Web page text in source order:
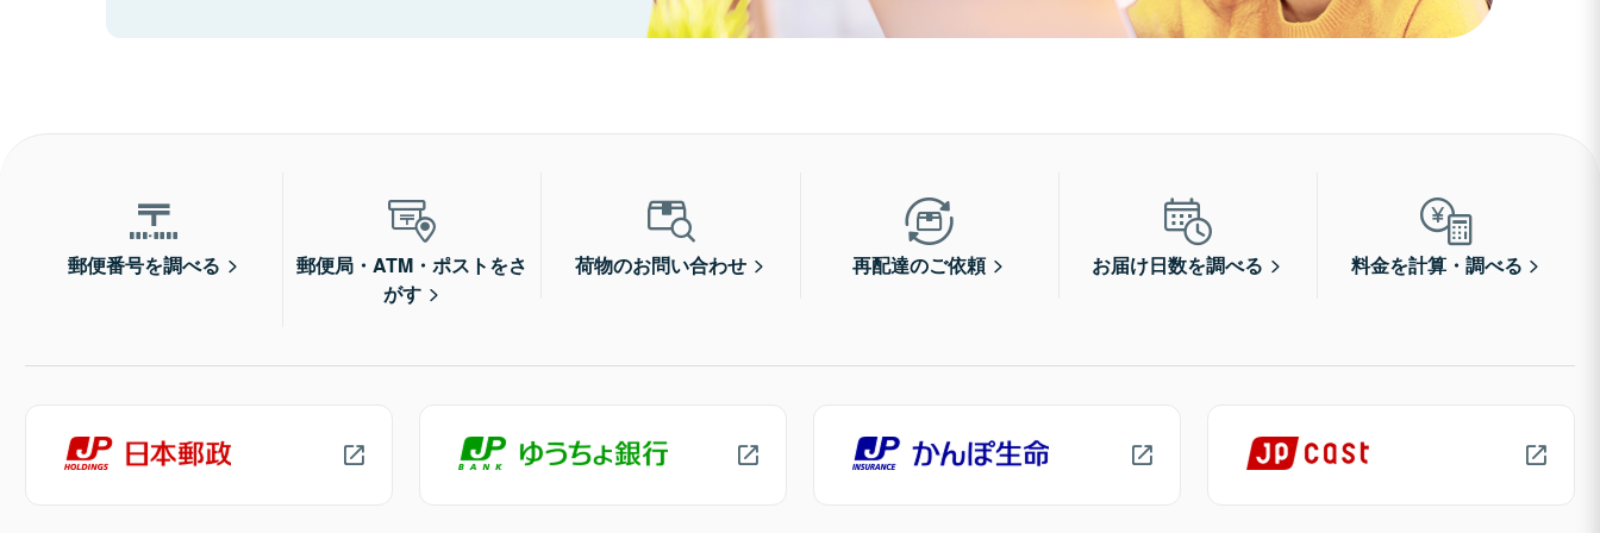
郵便番号を調べる
郵便局・ATM・ポストをさ
がす
荷物のお問い合わせ 再配達のご依頼 お届け日数を調べる 料金を計算・調べる